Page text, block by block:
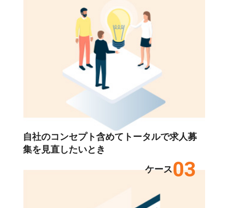
自社のコンセプト含めてトータルで求人募
集を見直したいとき
ケース03